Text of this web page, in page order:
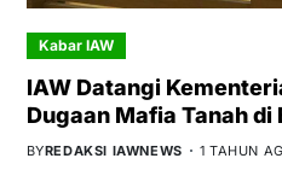
Kabar IAW
IAW Datangi
Dugaan Mafia Tanah
BYREDAKSI IAWNEWS 1 TAHUN